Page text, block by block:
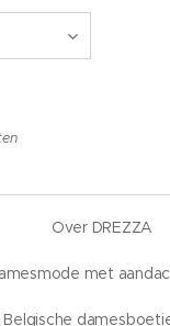
Over DREZZA
met
Belgische